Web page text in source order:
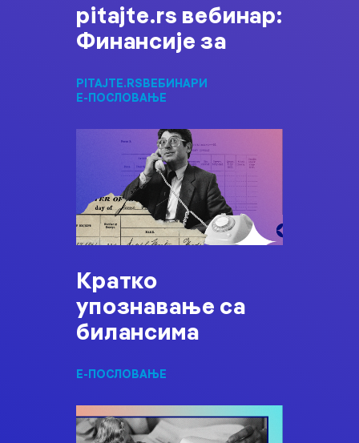
pitajte.rs вебинар:
Финансије за
PITAJTE.RSВЕБИНАРИ
Е-ПОСЛОВАЊЕ
Кратко
упознавање са
билансима
Е-ПОСЛОВАЊЕ